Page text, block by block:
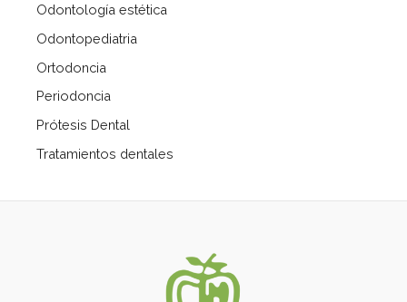
Odontología estética
Odontopediatria
Ortodoncia
Periodoncia
Prótesis Dental
Tratamientos dentales